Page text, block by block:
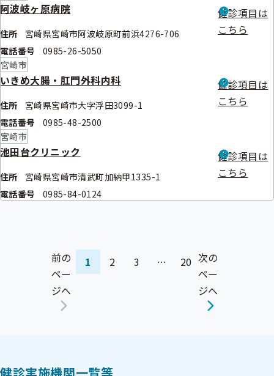
阿波岐ヶ原病院
住所
宮崎県宮崎市阿波岐原町前浜4276-706
電話番号
0985-26-5050
健診項目は
こちら
宮崎市
いきめ大腸・肛門外科内科
住所
宮崎県宮崎市大字浮田3099-1
電話番号
0985-48-2500
健診項目は
こちら
宮崎市
池田台クリニック
住所
宮崎県宮崎市清武町加納甲1335-1
電話番号
0985-84-0124
健診項目は
こちら
前の
ペー
ジへ
1 2 3 … 20 次の
ペー
ジへ